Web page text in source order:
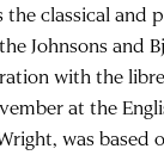
classical and
Johnsons and
with the
at the
was based